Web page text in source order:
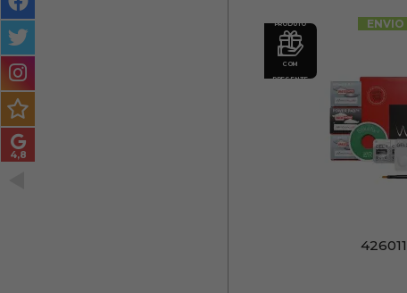
MASCULINO
MÉTODO
PRODUTO
COM
PRESENTE
ENVIO